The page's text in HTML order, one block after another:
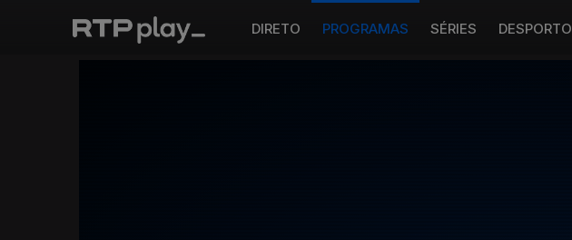
DIRETO PROGRAMAS SÉRIES DESPORTO